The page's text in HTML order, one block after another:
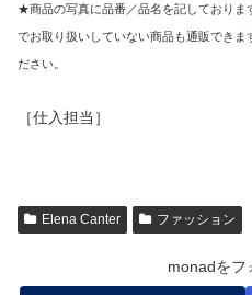
★商品の写真に品番／品名を記しておりま
でお取り扱いしていない商品も通販できま
ださい。
［仕入担当］
Elena Canter ファッション
monadをフ